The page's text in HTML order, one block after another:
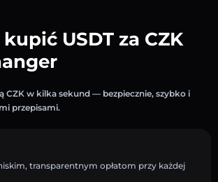
USDT za CZK
CZK w kilka sekund — bezpiecznie, szybko i
przepisami.
transparentnym opłatom przy każdej